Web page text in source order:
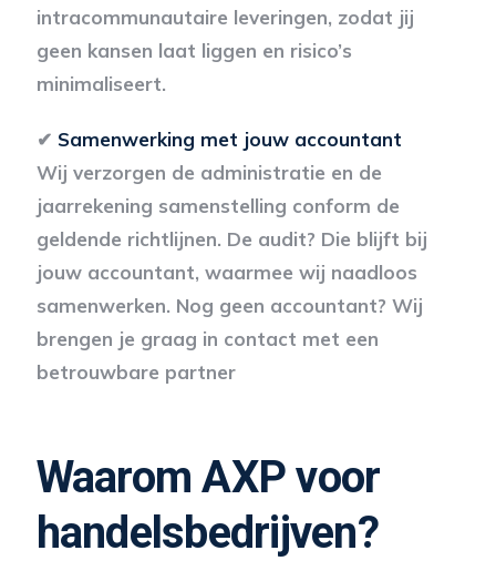
intracommunautaire leveringen, zodat jij
geen kansen laat liggen en risico’s
minimaliseert.
✔ Samenwerking met jouw accountant
Wij verzorgen de administratie en de
jaarrekening samenstelling conform de
geldende richtlijnen. De audit? Die blijft bij
jouw accountant, waarmee wij naadloos
samenwerken. Nog geen accountant? Wij
brengen je graag in contact met een
betrouwbare partner
Waarom AXP voor
handelsbedrijven?